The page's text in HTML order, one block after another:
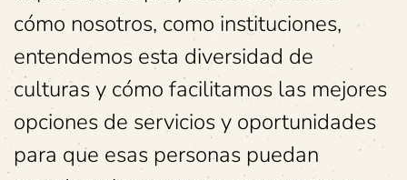
cómo nosotros, como instituciones,
entendemos esta diversidad de
culturas y cómo facilitamos las mejores
opciones de servicios y oportunidades
para que esas personas puedan